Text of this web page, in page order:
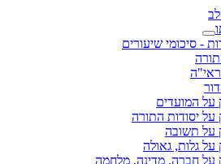
- סיכומי שיעורים
על המועדים
על יסודות התורה
על תשובה
על גלות, גאולה
על חברה, מדינה, מלחמה